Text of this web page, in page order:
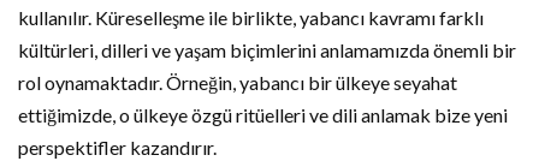
kullanılır. Küreselleşme ile birlikte, yabancı kavramı farklı
kültürleri, dilleri ve yaşam biçimlerini anlamamızda önemli bir
rol oynamaktadır. Örneğin, yabancı bir ülkeye seyahat
ettiğimizde, o ülkeye özgü ritüelleri ve dili anlamak bize yeni
perspektifler kazandırır.